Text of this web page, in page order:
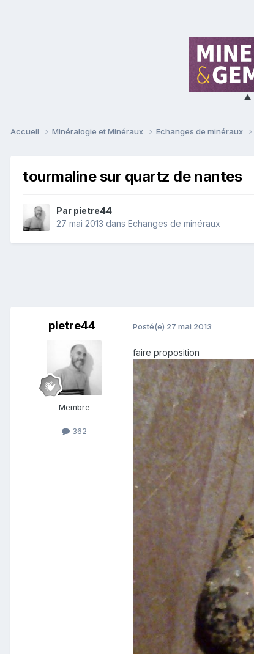
▲
Accueil Minéralogie et Minéraux Echanges de minéraux
tourmaline sur quartz de nantes
Par pietre44
27 mai 2013 dans Echanges de minéraux
pietre44
Membre
362
Posté(e) 27 mai 2013
faire proposition